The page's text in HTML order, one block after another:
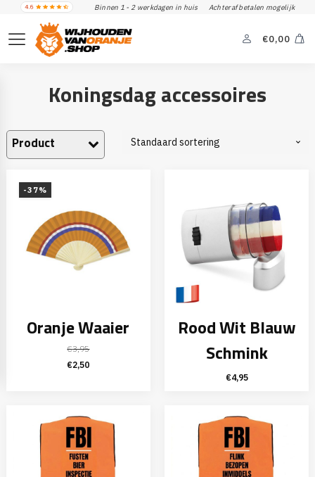
Binnen 1 - 2 werkdagen in huis Achteraf betalen mogelijk
€0,00
Koningsdag accessoires
Product
-37%
Oranje Waaier
€3,95
Oorspronkelijke
€3,95.
€2,50Huidige
Rood Wit Blauw
Schmink
€4,95